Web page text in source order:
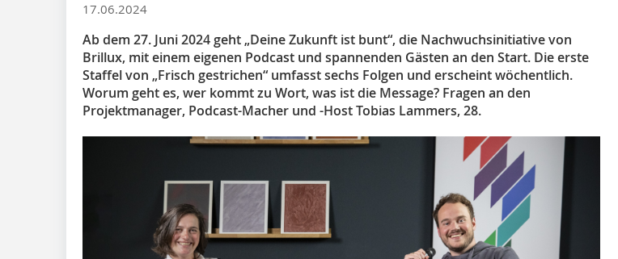
17.06.2024
Ab dem 27. Juni 2024 geht „Deine Zukunft ist bunt“, die Nachwuchsinitiative von
Brillux, mit einem eigenen Podcast und spannenden Gästen an den Start. Die erste
Staffel von „Frisch gestrichen“ umfasst sechs Folgen und erscheint wöchentlich.
Worum geht es, wer kommt zu Wort, was ist die Message? Fragen an den
Projektmanager, Podcast-Macher und -Host Tobias Lammers, 28.